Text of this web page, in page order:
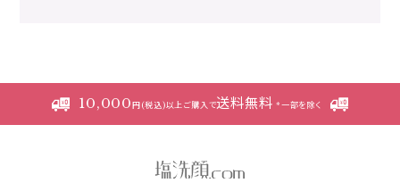
10,000円(税込)以上ご購入で送料無料 *一部を除く